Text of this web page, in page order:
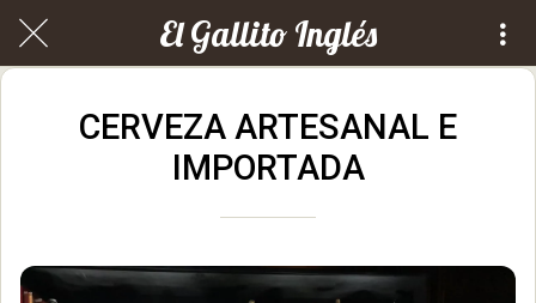
El Gallito Inglés
CERVEZA ARTESANAL E
IMPORTADA